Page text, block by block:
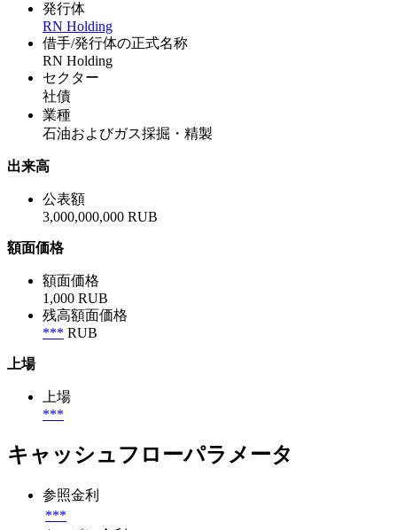
発行体
RN Holding
借手/発行体の正式名称
RN Holding
セクター
社債
業種
石油およびガス採掘・精製
出来高
公表額
3,000,000,000 RUB
額面価格
額面価格
1,000 RUB
残高額面価格
*** RUB
上場
上場
***
キャッシュフローパラメータ
参照金利
***